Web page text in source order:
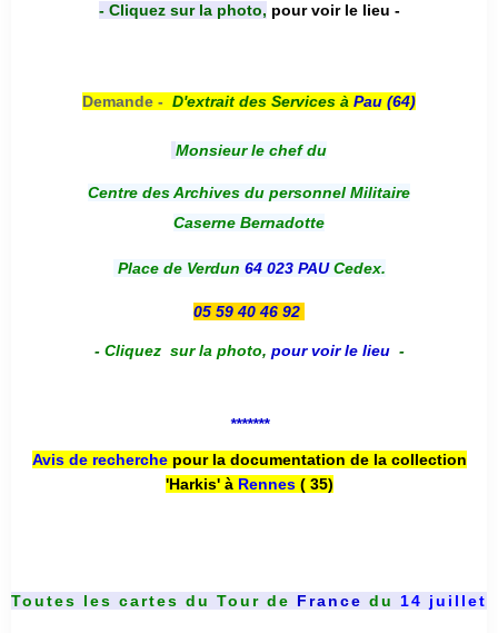
- Cliquez sur la photo, pour voir le lieu -
Demande - D'extrait des Services à Pau (64)
Monsieur le chef du
Centre des Archives du personnel Militaire
Caserne Bernadotte
Place de Verdun 64 023 PAUCedex.
05 59 40 46 92
- Cliquez sur la photo, pour voir le lieu -
*******
Avis de recherche pour la documentation de la collection
'Harkis' à Rennes( 35)
Toutes les cartes du Tour de France du 14 juillet